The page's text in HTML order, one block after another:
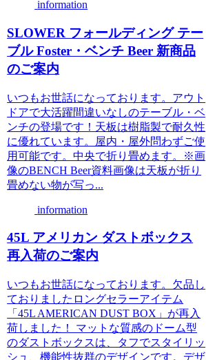
information
SLOWER フォールディング テー
ブル Foster・ベンチ Beer 新商品
のご案内
いつもお世話になっております。アウト
ドアで大活躍間違いなしのテーブル・ベ
ンチの登場です！天板は樹脂製で耐久性
に優れています。屋内・屋外問わずご使
用可能です。中央で折り畳めます。※画
像のBENCH Beer資料画像は天板が折り
畳めない物が写っ...
information
45L アメリカン ダストボックス
再入荷のご案内
いつもお世話になっております。欠品し
ておりましたロングセラーアイテム
「45L AMERICAN DUST BOX」が再入
荷しました！ マットな質感のドーム型
のダストボックスは、タフでスタイリッ
シュ、機能性抜群のデザインです。デザ